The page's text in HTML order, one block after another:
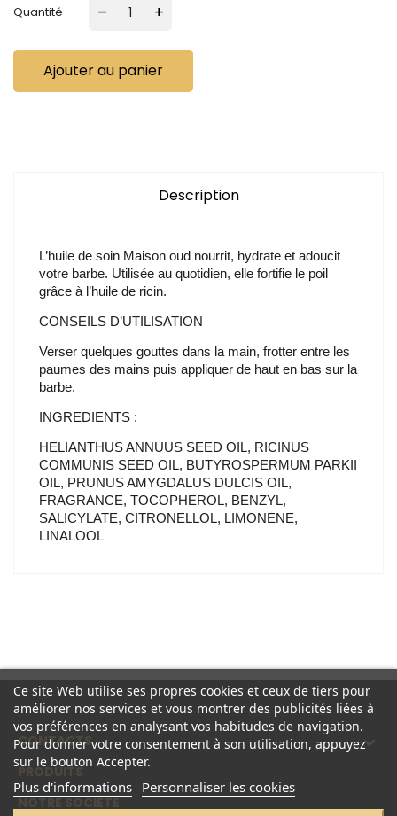
Quantité – +
Ajouter au panier
Description
L’huile de soin Maison oud nourrit, hydrate et adoucit
votre barbe. Utilisée au quotidien, elle fortifie le poil
grâce à l’huile de ricin.
CONSEILS D’UTILISATION
Verser quelques gouttes dans la main, frotter entre les
paumes des mains puis appliquer de haut en bas sur la
barbe.
INGREDIENTS :
HELIANTHUS ANNUUS SEED OIL, RICINUS
COMMUNIS SEED OIL, BUTYROSPERMUM PARKII
OIL, PRUNUS AMYGDALUS DULCIS OIL,
FRAGRANCE, TOCOPHEROL, BENZYL,
SALICYLATE, CITRONELLOL, LIMONENE,
LINALOOL
CONTACTS 
PRODUITS

Ce site Web utilise ses propres cookies et ceux de tiers pour
améliorer nos services et vous montrer des publicités liées à
vos préférences en analysant vos habitudes de navigation.
Pour donner votre consentement à son utilisation, appuyez
sur le bouton Accepter.
Plus d'informations Personnaliser les cookies